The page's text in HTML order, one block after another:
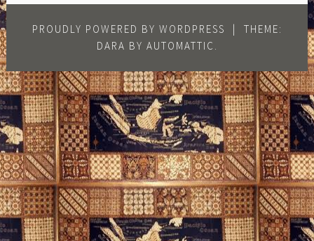
PROUDLY POWERED BY WORDPRESS |
THEME:
DARA BY AUTOMATTIC .